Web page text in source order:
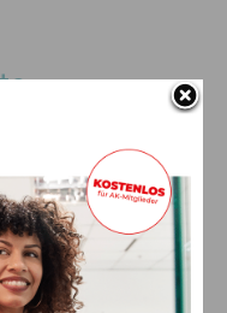
wobei 120
finanziert vom Land
werden ebenfalls
entlasten.